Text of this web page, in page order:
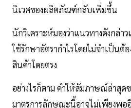
นิเวศของผลิตภัณฑ์กลับเพิ่มขึ้น
นักวิเคราะห์มองว่าแนวทางดังกล่า
ใช้รักษาอัตรากำไรโดยไม่จำเป็นต้
สินค้าโดยตรง
อย่างไรก็ตาม คำให้สัมภาษณ์ล่าสุด
มาตรการลักษณะนี้อาจไม่เพียงพ